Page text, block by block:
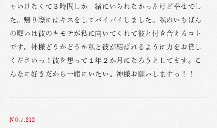
ゃいけなくて３時間しか一緒にいられなかったけど幸せでし
た。帰り際にはキスをしてバイバイしました。私のいちばん
の願いは彼のキモチが私に向いてくれて彼と付き合えるコト
です。神様どうかどうか私と彼が結ばれるように力をお貸し
くださいっ！彼を想って１年２か月になろうとしてます。こ
んなに好きだから一緒にいたい。神様お願いしますっ！！
NO.7,212